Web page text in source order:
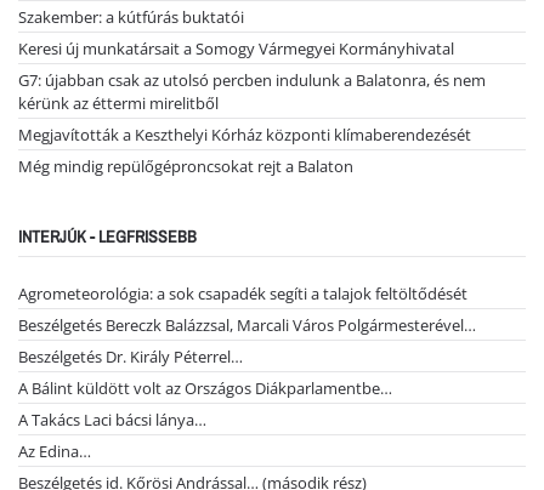
Szakember: a kútfúrás buktatói
Keresi új munkatársait a Somogy Vármegyei Kormányhivatal
G7: újabban csak az utolsó percben indulunk a Balatonra, és nem
kérünk az éttermi mirelitből
Megjavították a Keszthelyi Kórház központi klímaberendezését
Még mindig repülőgéproncsokat rejt a Balaton
INTERJÚK - LEGFRISSEBB
Agrometeorológia: a sok csapadék segíti a talajok feltöltődését
Beszélgetés Bereczk Balázzsal, Marcali Város Polgármesterével…
Beszélgetés Dr. Király Péterrel…
A Bálint küldött volt az Országos Diákparlamentbe…
A Takács Laci bácsi lánya…
Az Edina…
Beszélgetés id. Kőrösi Andrással… (második rész)